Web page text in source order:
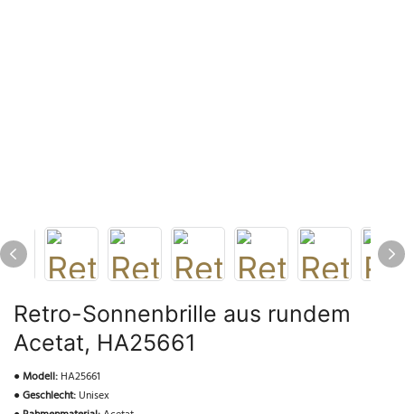
Retro-Sonnenbrille aus rundem
Acetat, HA25661
●Modell: HA25661
●Geschlecht: Unisex